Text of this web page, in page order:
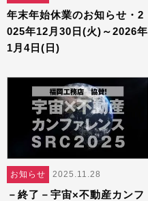
年末年始休業のお知らせ・2
025年12月30日(火)～2026年
1月4日(日)
お知らせ 2025.11.28
－終了－宇宙×不動産カンフ